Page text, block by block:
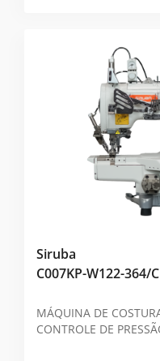
Siruba
C007KP-W122-364/
MÁQUINA DE
CONTROLE DE